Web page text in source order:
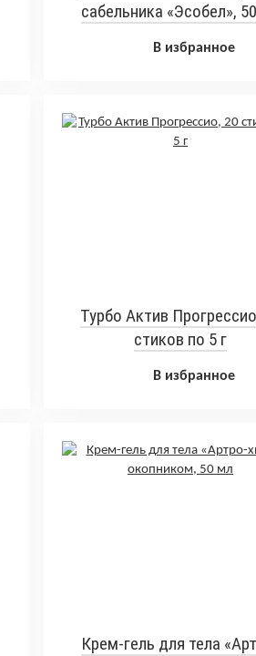
сабельника «Эсобел»,
В избранное
Турбо Актив
стиков по 5 г
В избранное
Крем-гель для тела